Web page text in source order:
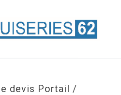
devis Portail /